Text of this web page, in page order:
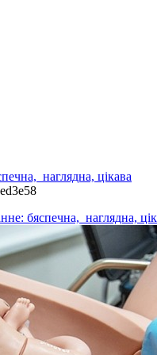
наглядна, цікава
бяспечна, наглядна,